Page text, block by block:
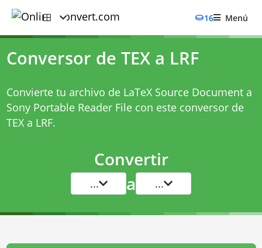
16 Menú
Conversor de TEX a LRF
Convierte tu archivo de LaTeX Source Document a
Sony Portable Reader File con este conversor de
TEX a LRF.
Convertir
... a ...